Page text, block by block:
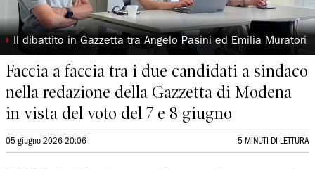
◗ Il dibattito in Gazzetta tra Angelo Pasini ed Emilia Muratori
Faccia a faccia tra i due candidati a sindaco
nella redazione della Gazzetta di Modena
in vista del voto del 7 e 8 giugno
05 giugno 2026 20:06 5 MINUTI DI LETTURA